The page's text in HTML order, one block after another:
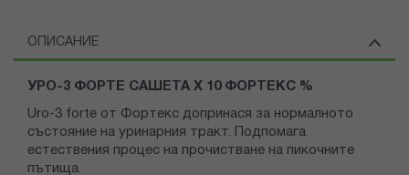
ОПИСАНИЕ
УРО-3 ФОРТЕ САШЕТА Х 10 ФОРТЕКС %
Uro-3 forte от Фортекс допринася за нормалното
състояние на уринарния тракт. Подпомага
естествения процес на прочистване на пикочните
пътища.